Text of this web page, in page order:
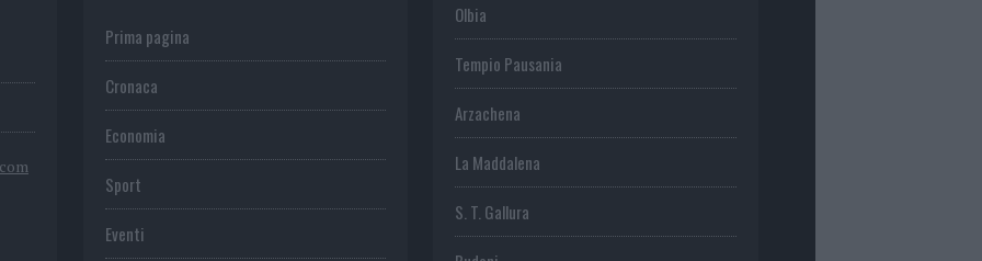
Prima pagina
Cronaca
Economia
Sport
Eventi
Olbia
Tempio Pausania
Arzachena
La Maddalena
S. T. Gallura